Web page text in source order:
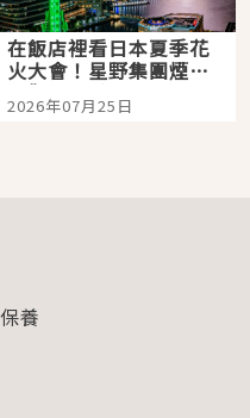
在飯店裡看日本夏季花
火大會！星野集團煙火
景觀飯店6選，讓你不用
人擠人悠閒欣賞
2026年07月25日
養